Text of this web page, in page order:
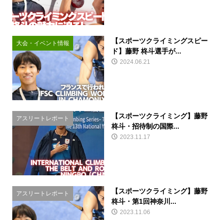
大会・イベント情報
【スポーツクライミングスピー
ド】藤野 柊斗選手が...
2024.06.21
アスリートレポート
【スポーツクライミング】藤野
柊斗・招待制の国際...
2023.11.17
アスリートレポート
【スポーツクライミング】藤野
柊斗・第1回神奈川...
2023.11.06